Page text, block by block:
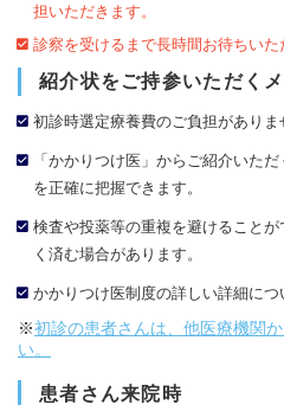
担いただきます。
診察を受けるまで長時間お待ちいた
紹介状をご持参いただく
初診時選定療養費のご負担がありま
「かかりつけ医」からご紹介いた
を正確に把握できます。
検査や投薬等の重複を避けること
く済む場合があります。
かかりつけ医制度の詳しい詳細につ
※初診の患者さんは、他医療機関
い。
患者さん来院時